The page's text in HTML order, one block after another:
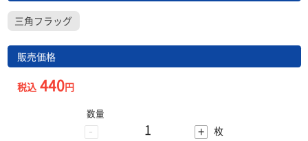
三角フラッグ
販売価格
税込440円
-
数量
+ 枚